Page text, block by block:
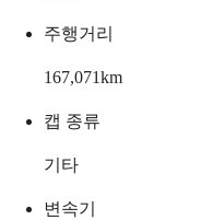
주행거리
167,071km
캡 종류
기타
변속기